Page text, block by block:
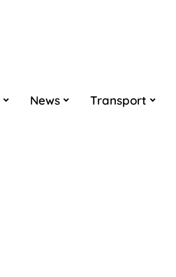
News Transport